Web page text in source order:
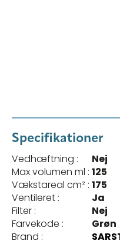
Specifikationer
Vedhæftning :
Nej
Max volumen ml : 125
Vækstareal cm² : 175
Ventileret :
Ja
Filter :
Nej
Farvekode :
Grøn
Brand :